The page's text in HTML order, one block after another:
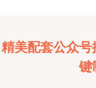
精美配套公众
键